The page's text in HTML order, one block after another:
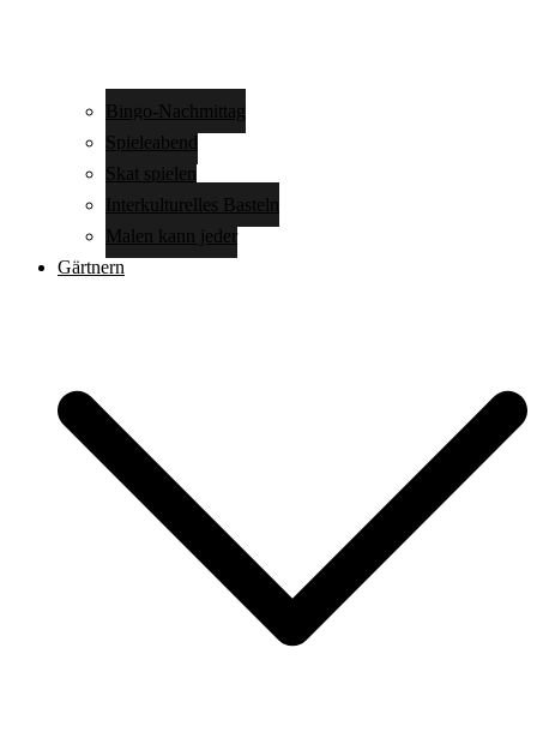
Bingo-Nachmittag
Spieleabend
Skat spielen
Interkulturelles Basteln
Malen kann jeder
Gärtnern